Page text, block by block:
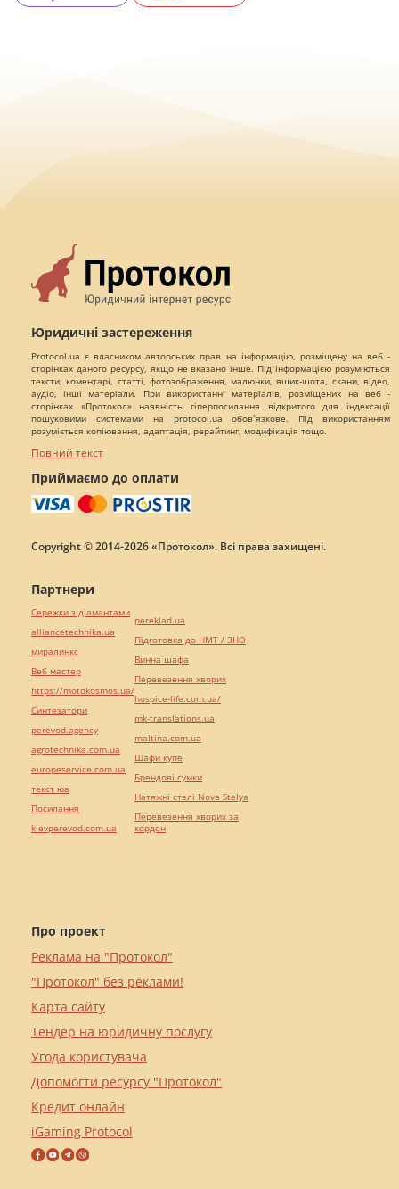
Юридичні застереження
Protocol.ua є власником авторських прав на інформацію, розміщену на веб -
сторінках даного ресурсу, якщо не вказано інше. Під інформацією розуміються
тексти, коментарі, статті, фотозображення, малюнки, ящик-шота, скани, відео,
аудіо, інші матеріали. При використанні матеріалів, розміщених на веб -
сторінках «Протокол» наявність гіперпосилання відкритого для індексації
пошуковими системами на protocol.ua обов`язкове. Під використанням
розуміється копіювання, адаптація, рерайтинг, модифікація тощо.
Повний текст
Приймаємо до оплати
Copyright © 2014-2026 «Протокол». Всі права захищені.
Про проект
Реклама на "Протокол"
"Протокол" без реклами!
Карта сайту
Тендер на юридичну послугу
Угода користувача
Допомогти ресурсу "Протокол"
Кредит онлайн
iGaming Protocol
Партнери
Сережки з діамантами
alliancetechnika.ua
миралинкс
Веб мастер
https://motokosmos.ua/
Синтезатори
perevod.agency
agrotechnika.com.ua
europeservice.com.ua
текст юа
Посилання
kievperevod.com.ua
pereklad.ua
Підготовка до НМТ / ЗНО
Винна шафа
Перевезення хворих
hospice-life.com.ua/
mk-translations.ua
maltina.com.ua
Шафи купе
Брендові сумки
Натяжні стелі Nova Stelya
Перевезення хворих за
кордон